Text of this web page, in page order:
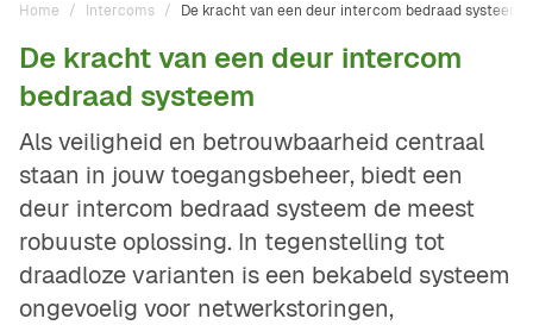
Home / Intercoms / De kracht van een deur intercom bedraad systeem
De kracht van een deur intercom
bedraad systeem
Als veiligheid en betrouwbaarheid centraal
staan in jouw toegangsbeheer, biedt een
deur intercom bedraad systeem de meest
robuuste oplossing. In tegenstelling tot
draadloze varianten is een bekabeld systeem
ongevoelig voor netwerkstoringen,